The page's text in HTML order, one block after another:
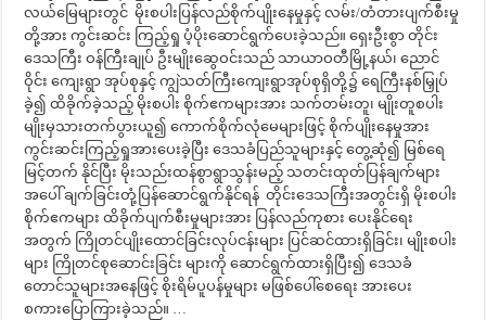
လယ်မြေများတွင် မိုးစပါးပြန်လည်စိုက်ပျိုးနေမှုနှင့် လမ်း/တံတားပျက်စီးမှု
တို့အား ကွင်းဆင်း ကြည့်ရှု ပံ့ပိုးဆောင်ရွက်ပေးခဲ့သည်။ ရှေးဦးစွာ တိုင်း
ဒေသကြီး ဝန်ကြီးချုပ် ဦးမျိုးဆွေဝင်းသည် သာယာဝတီမြို့နယ်၊ ညောင်
ဝိုင်း ကျေးရွာ အုပ်စုနှင့် ကျွဲသတ်ကြီးကျေးရွာအုပ်စုရှိတို့၌ ရေကြီးနစ်မြှုပ်
ခဲ့၍ ထိခိုက်ခဲ့သည့် မိုးစပါး စိုက်ဧကများအား သက်တမ်းတူ၊ မျိုးတူစပါး
မျိုးမှသားတက်ပွားယူ၍ ကောက်စိုက်လုံမေများဖြင့် စိုက်ပျိုးနေမှုအား
ကွင်းဆင်းကြည့်ရှုအားပေးခဲ့ပြီး ဒေသခံပြည်သူများနှင့် တွေ့ဆုံ၍ မြစ်ရေ
မြင့်တက် နိုင်ပြီး မိုးသည်းထန်စွာရွာသွန်းမည့် သတင်းထုတ်ပြန်ချက်များ
အပေါ် ချက်ခြင်းတုံ့ပြန်ဆောင်ရွက်နိုင်ရန် တိုင်းဒေသကြီးအတွင်းရှိ မိုးစပါး
စိုက်ဧကများ ထိခိုက်ပျက်စီးမှုများအား ပြန်လည်ကုစား ပေးနိုင်ရေး
အတွက် ကြိုတင်ပျိုးထောင်ခြင်းလုပ်ငန်းများ ပြင်ဆင်ထားရှိခြင်း၊ မျိုးစပါး
များ ကြိုတင်စုဆောင်းခြင်း များကို ဆောင်ရွက်ထားရှိပြီး၍ ဒေသခံ
တောင်သူများအနေဖြင့် စိုးရိမ်ပူပန်မှုများ မဖြစ်ပေါ်စေရေး အားပေး
စကားပြောကြားခဲ့သည်။ …